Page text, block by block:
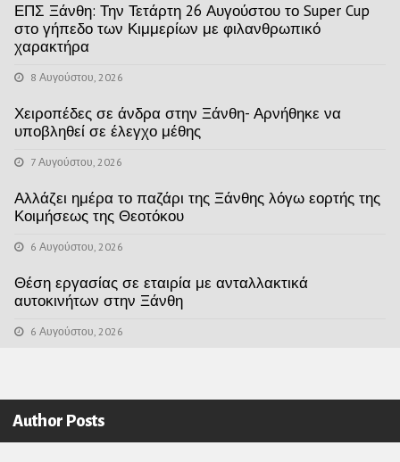
ΕΠΣ Ξάνθη: Την Τετάρτη 26 Αυγούστου το Super Cup
στο γήπεδο των Κιμμερίων με φιλανθρωπικό
χαρακτήρα
8 Αυγούστου, 2026
Χειροπέδες σε άνδρα στην Ξάνθη- Αρνήθηκε να
υποβληθεί σε έλεγχο μέθης
7 Αυγούστου, 2026
Αλλάζει ημέρα το παζάρι της Ξάνθης λόγω εορτής της
Κοιμήσεως της Θεοτόκου
6 Αυγούστου, 2026
Θέση εργασίας σε εταιρία με ανταλλακτικά
αυτοκινήτων στην Ξάνθη
6 Αυγούστου, 2026
Author Posts